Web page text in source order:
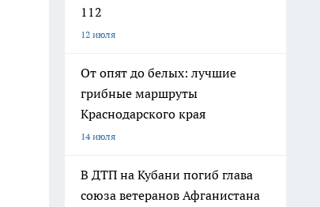
112
12 июля
От опят до белых: лучшие
грибные маршруты
Краснодарского края
14 июля
В ДТП на Кубани погиб глава
союза ветеранов Афганистана